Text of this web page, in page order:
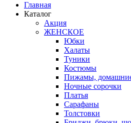
Главная
Каталог
Акция
ЖЕНСКОЕ
Юбки
Халаты
Туники
Костюмы
Пижамы,
Ночные сорочки
Платья
Сарафаны
Толстовки